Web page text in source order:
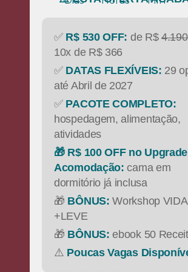
✅ R$ 530 OFF: de R$4.190
10x de R$ 366
✅ DATAS FLEXÍVEIS: 29
até Abril de 2027
✅ PACOTE COMPLETO:
hospedagem, alimentação,
atividades
🎁 R$ 100 OFF no
Acomodação: cama em
dormitório já inclusa
🎁 BÔNUS: Workshop VIDA
+LEVE
🎁 BÔNUS: ebook 50
⚠️ Poucas Vagas